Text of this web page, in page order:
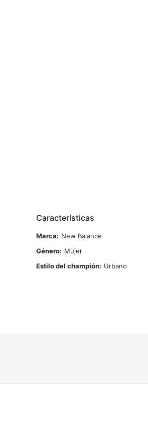
Características
Marca
New Balance
Género
Mujer
Estilo del champión
Urbano